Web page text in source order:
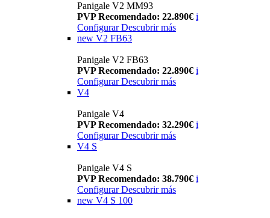
Panigale V2 MM93
PVP Recomendado: 22.890€ i
Configurar Descubrir más
new V2 FB63
Panigale V2 FB63
PVP Recomendado: 22.890€ i
Configurar Descubrir más
V4
Panigale V4
PVP Recomendado: 32.290€ i
Configurar Descubrir más
V4 S
Panigale V4 S
PVP Recomendado: 38.790€ i
Configurar Descubrir más
new V4 S 100